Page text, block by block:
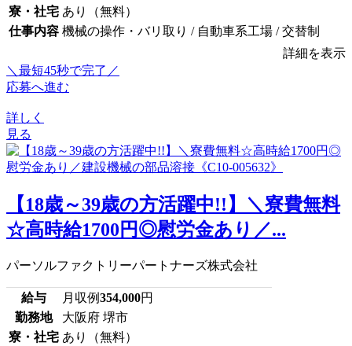
寮・社宅 あり（無料）
仕事内容 機械の操作・バリ取り / 自動車系工場 / 交替制
詳細を表示
＼最短45秒で完了／
応募へ進む
詳しく
見る
【18歳～39歳の方活躍中!!】＼寮費無料
☆高時給1700円◎慰労金あり／...
パーソルファクトリーパートナーズ株式会社
給与 月収例354,000円
勤務地
大阪府 堺市
寮・社宅 あり（無料）